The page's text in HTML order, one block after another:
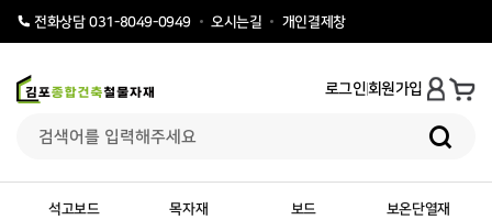
전화상담 031-8049-0949 오시는길 개인결제창
로그인회원가입
석고보드 목자재 보드 보온단열재